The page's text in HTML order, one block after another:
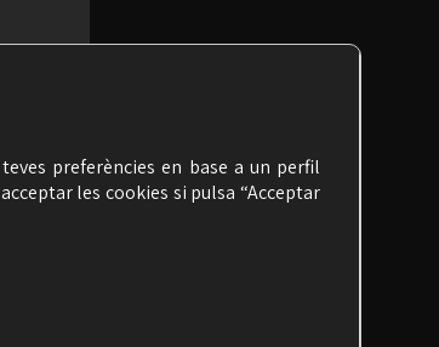
preferències en base a un perfil
les cookies si pulsa “Acceptar